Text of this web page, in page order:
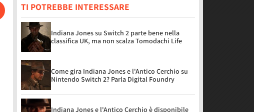
TI POTREBBE INTERESSARE
Indiana Jones su Switch 2 parte bene nella
classifica UK, ma non scalza Tomodachi Life
Come gira Indiana Jones e l'Antico Cerchio su
Nintendo Switch 2? Parla Digital Foundry
Indiana Jones e l'Antico Cerchio è disponibile